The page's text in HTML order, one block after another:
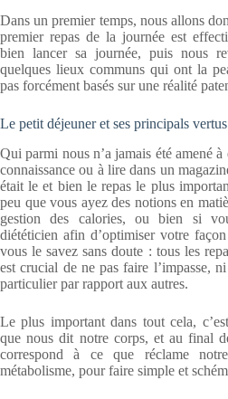
Dans un premier temps, nous allons
premier repas de la journée est
bien lancer sa journée, puis nous
quelques lieux communs qui ont la
pas forcément basés sur une réalité
Le petit déjeuner et ses principals vertus
Qui parmi nous n’a jamais été amené à
connaissance ou à lire dans un
était le et bien le repas le plus
peu que vous ayez des notions en
gestion des calories, ou bien si
diététicien afin d’optimiser votre
vous le savez sans doute : tous les
est crucial de ne pas faire l’impasse,
particulier par rapport aux autres.
Le plus important dans tout cela,
que nous dit notre corps, et au final
correspond à ce que réclame
métabolisme, pour faire simple et